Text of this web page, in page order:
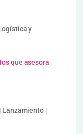
y
que asesora
Lanzamiento |